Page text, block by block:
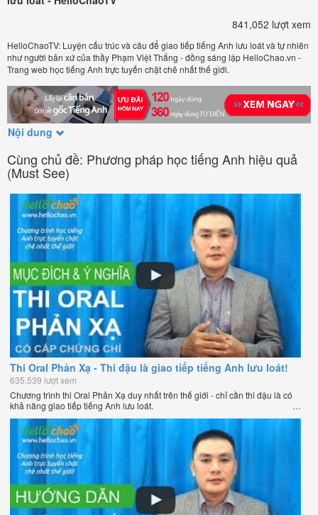
841,052 lượt xem
HelloChaoTV: Luyện cấu trúc và câu để giao tiếp tiếng Anh lưu loát và tự nhiên
như người bản xứ của thầy Phạm Việt Thắng - đồng sáng lập HelloChao.vn -
Trang web học tiếng Anh trực tuyến chặt chẽ nhất thế giới.
Nội dung
Cùng chủ đề: Phương pháp học tiếng Anh hiệu quả
(Must See)
Thi Oral Phản Xạ - Thi đậu là giao tiếp tiếng Anh lưu loát!
635,539 lượt xem
Chương trình thi Oral Phản Xạ duy nhất trên thế giới - chỉ cần thi đậu là có
khả năng giao tiếp tiếng Anh lưu loát.